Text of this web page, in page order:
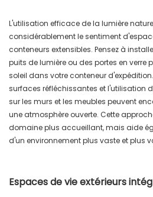
L'utilisation efficace de la lumière
considérablement le sentiment
conteneurs extensibles. Pensez à
puits de lumière ou des portes en verre
soleil dans votre conteneur
surfaces réfléchissantes et l'utilisation
sur les murs et les meubles peuvent
une atmosphère ouverte. Cette
domaine plus accueillant, mais aide
d'un environnement plus vaste et plus
Espaces de vie extérieurs